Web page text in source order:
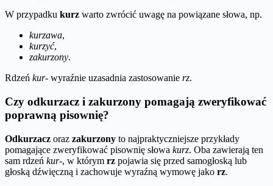
W przypadku kurz warto zwrócić uwagę na powiązane słowa, np.
kurzawa,
kurzyć,
zakurzony.
Rdzeń kur- wyraźnie uzasadnia zastosowanie rz.
Czy odkurzacz i zakurzony pomagają zweryfikować
poprawną pisownię?
Odkurzacz oraz zakurzony to najpraktyczniejsze przykłady
pomagające zweryfikować pisownię słowa kurz. Oba zawierają ten
sam rdzeń kur-, w którym rz pojawia się przed samogłoską lub
głoską dźwięczną i zachowuje wyraźną wymowę jako rz.